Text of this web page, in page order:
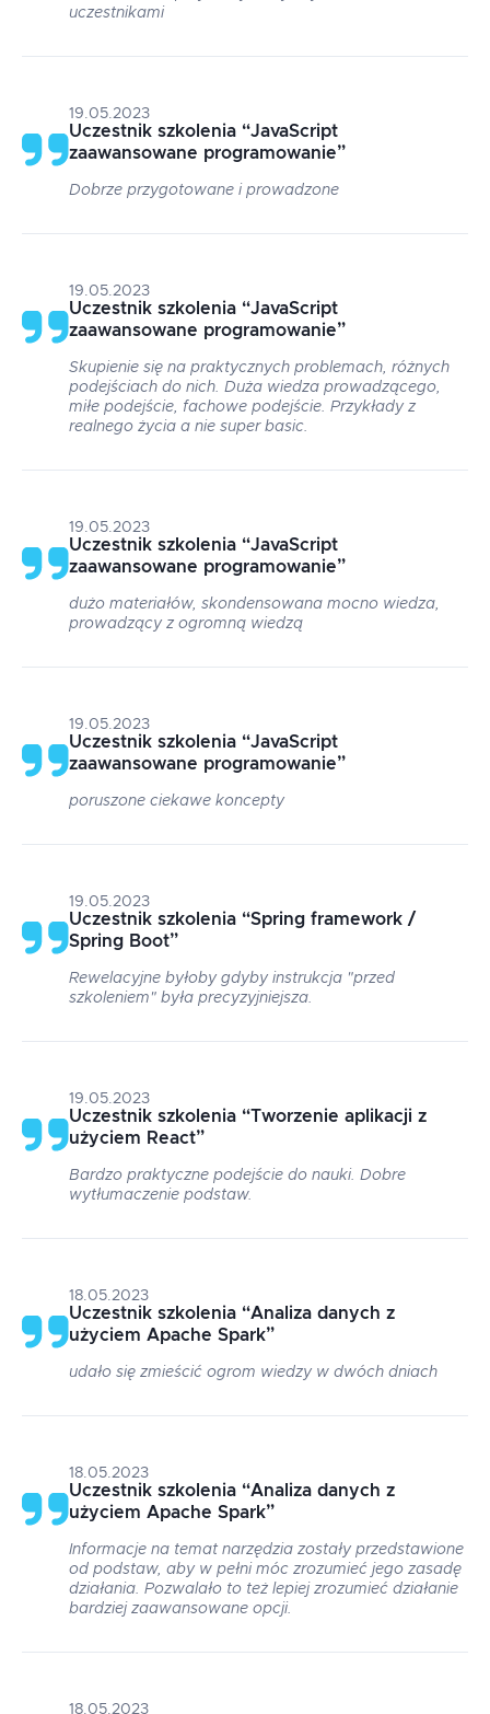
uczestnikami
19.05.2023
Uczestnik szkolenia “JavaScript
zaawansowane programowanie”
Dobrze przygotowane i prowadzone
19.05.2023
Uczestnik szkolenia “JavaScript
zaawansowane programowanie”
Skupienie się na praktycznych problemach, różnych
podejściach do nich. Duża wiedza prowadzącego,
miłe podejście, fachowe podejście. Przykłady z
realnego życia a nie super basic.
19.05.2023
Uczestnik szkolenia “JavaScript
zaawansowane programowanie”
dużo materiałów, skondensowana mocno wiedza,
prowadzący z ogromną wiedzą
19.05.2023
Uczestnik szkolenia “JavaScript
zaawansowane programowanie”
poruszone ciekawe koncepty
19.05.2023
Uczestnik szkolenia “Spring framework /
Spring Boot”
Rewelacyjne byłoby gdyby instrukcja "przed
szkoleniem" była precyzyjniejsza.
19.05.2023
Uczestnik szkolenia “Tworzenie aplikacji z
użyciem React”
Bardzo praktyczne podejście do nauki. Dobre
wytłumaczenie podstaw.
18.05.2023
Uczestnik szkolenia “Analiza danych z
użyciem Apache Spark”
udało się zmieścić ogrom wiedzy w dwóch dniach
18.05.2023
Uczestnik szkolenia “Analiza danych z
użyciem Apache Spark”
Informacje na temat narzędzia zostały przedstawione
od podstaw, aby w pełni móc zrozumieć jego zasadę
działania. Pozwalało to też lepiej zrozumieć działanie
bardziej zaawansowane opcji.
18.05.2023